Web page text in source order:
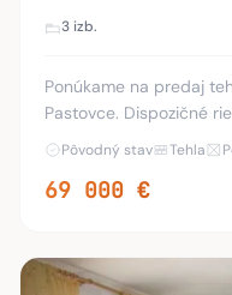
3 izb.
Ponúkame na predaj
Pastovce. Dispozičné riešenie rodinného domu: predsieň,
3 izby, kuchyňa,
Pôvodný stav Tehla
69 000 €